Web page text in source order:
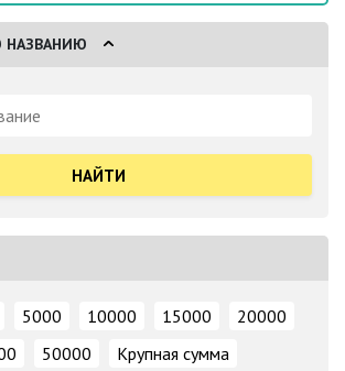
5000 10000 15000
20000
50000 Крупная сумма